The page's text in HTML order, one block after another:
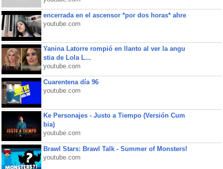
encerrada en el ascensor *por dos horas* ahre
youtube.com
Yanina Latorre rompió en llanto al ver la angu
stia de Lola L...
youtube.com
Cuarentena día 96
youtube.com
Ke Personajes - Justo a Tiempo (Versión Cum
bia)
youtube.com
Brawl Stars: Brawl Talk - Summer of Monsters!
youtube.com